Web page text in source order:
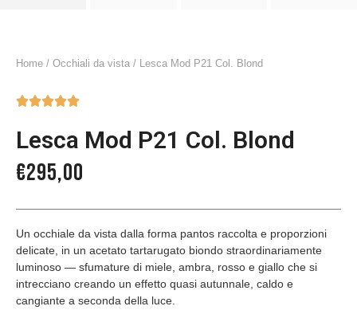
Home / Occhiali da vista / Lesca Mod P21 Col. Blond

Lesca Mod P21 Col. Blond
€295,00
Un occhiale da vista dalla forma pantos raccolta e proporzioni
delicate, in un acetato tartarugato biondo straordinariamente
luminoso — sfumature di miele, ambra, rosso e giallo che si
intrecciano creando un effetto quasi autunnale, caldo e
cangiante a seconda della luce.